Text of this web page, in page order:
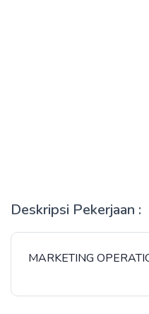
Deskripsi Pekerjaan :
MARKETING